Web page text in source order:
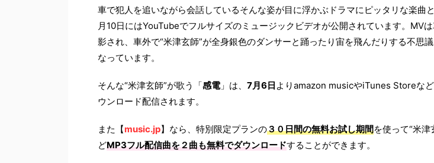
車で犯人を追いながら会話しているそんな姿が目に浮かぶドラマにピッタリな楽曲
月10日にはYouTubeでフルサイズのミュージックビデオが公開されています。MV
影され、車外で“米津玄師”が全身銀色のダンサーと踊ったり宙を飛んだりする不思
なっています。
そんな“米津玄師”が歌う「感電」は、 7月6日 よりamazon musicやiTunes Storeな
ウンロード配信されます。
また【music.jp】なら、特別限定プランの３０日間の無料お試し期間を使って“米津
どMP3フル配信曲を２曲も無料でダウンロードすることができます。